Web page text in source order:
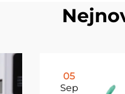
05
Sep